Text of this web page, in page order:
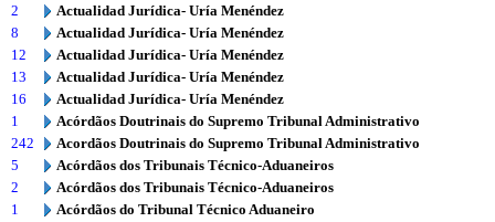
2
Actualidad Jurídica- Uría Menéndez
8
Actualidad Jurídica- Uría Menéndez
12
Actualidad Jurídica- Uría Menéndez
13
Actualidad Jurídica- Uría Menéndez
16
Actualidad Jurídica- Uría Menéndez
1
Acórdãos Doutrinais do Supremo Tribunal Administrativo
242
Acordãos Doutrinais do Supremo Tribunal Administrativo
5
Acórdãos dos Tribunais Técnico-Aduaneiros
2
Acórdãos dos Tribunais Técnico-Aduaneiros
1
Acórdãos do Tribunal Técnico Aduaneiro